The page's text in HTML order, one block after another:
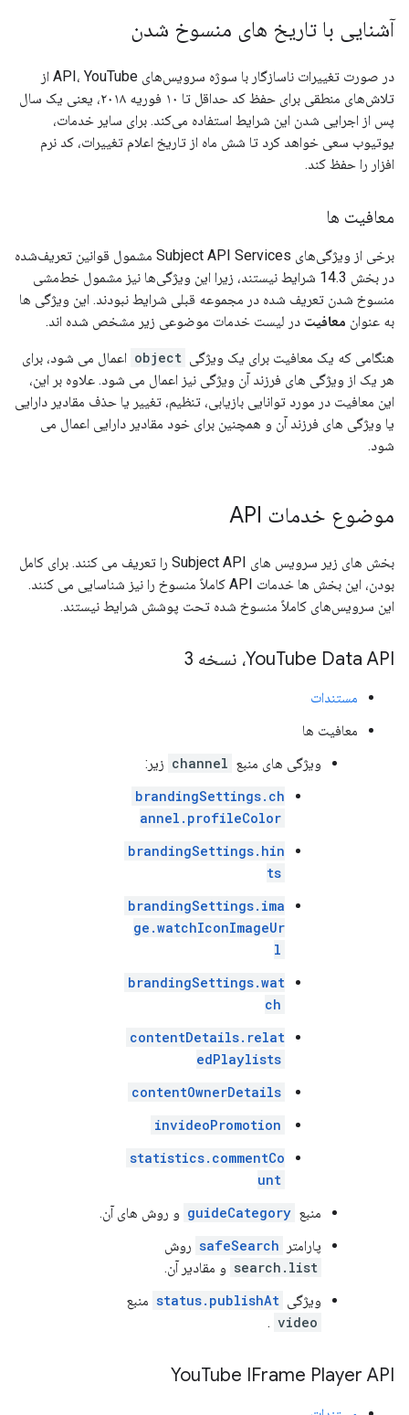
آشنایی با تاریخ های منسوخ شدن
در صورت تغییرات ناسازگار با سوژه سرویس‌های API، YouTube از
تلاش‌های منطقی برای حفظ کد حداقل تا ۱۰ فوریه ۲۰۱۸، یعنی یک سال
پس از اجرایی شدن این شرایط استفاده می‌کند. برای سایر خدمات،
یوتیوب سعی خواهد کرد تا شش ماه از تاریخ اعلام تغییرات، کد نرم
افزار را حفظ کند.
معافیت ها
برخی از ویژگی‌های Subject API Services مشمول قوانین تعریف‌شده
در بخش 14.3 شرایط نیستند، زیرا این ویژگی‌ها نیز مشمول خط‌مشی
منسوخ شدن تعریف شده در مجموعه قبلی شرایط نبودند. این ویژگی ها
به عنوان معافیت در لیست خدمات موضوعی زیر مشخص شده اند.
هنگامی که یک معافیت برای یک ویژگی object اعمال می شود، برای
هر یک از ویژگی های فرزند آن ویژگی نیز اعمال می شود. علاوه بر این،
این معافیت در مورد توانایی بازیابی، تنظیم، تغییر یا حذف مقادیر دارایی
یا ویژگی های فرزند آن و همچنین برای خود مقادیر دارایی اعمال می
شود.
موضوع خدمات API
بخش های زیر سرویس های Subject API را تعریف می کنند. برای کامل
بودن، این بخش ها خدمات API کاملاً منسوخ را نیز شناسایی می کنند.
این سرویس‌های کاملاً منسوخ شده تحت پوشش شرایط نیستند.
YouTube Data API، نسخه 3
مستندات
معافیت ها
ویژگی های منبع channel زیر:
brandingSettings.ch
annel.profileColor
brandingSettings.hin
ts
brandingSettings.ima
ge.watchIconImageUr
l
brandingSettings.wat
ch
contentDetails.relat
edPlaylists
contentOwnerDetails
invideoPromotion
statistics.commentCo
unt
منبع guideCategory و روش های آن.
پارامتر
safeSearch روش
search.list و مقادیر آن.
ویژگی status.publishAt منبع
video
.
YouTube IFrame Player API